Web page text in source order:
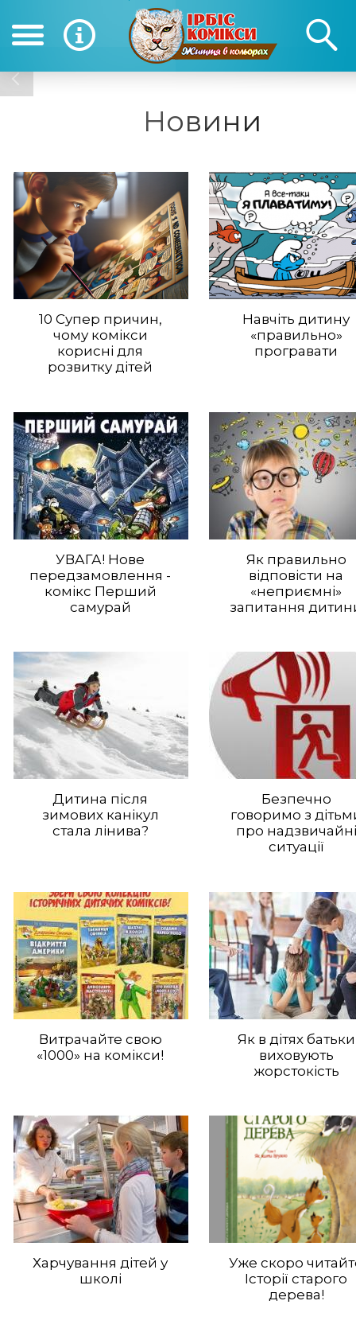
(050) 390-12-12
12-12
Новини
10 Супер причин,
чому комікси
корисні для
розвитку дітей
Навчіть дитину
«правильно»
програвати
УВАГА! Нове
передзамовлення -
комікс Перший
самурай
Як правильно
відповісти на
«неприємні»
запитання
Дитина після
зимових канікул
стала лінива?
Безпечно
говоримо з
про надзвичайні
ситуації
Витрачайте свою
«1000» на комікси!
Як в дітях батьки
виховують
жорстокість
Харчування дітей у
школі
Уже скоро
Історії старого
дерева!